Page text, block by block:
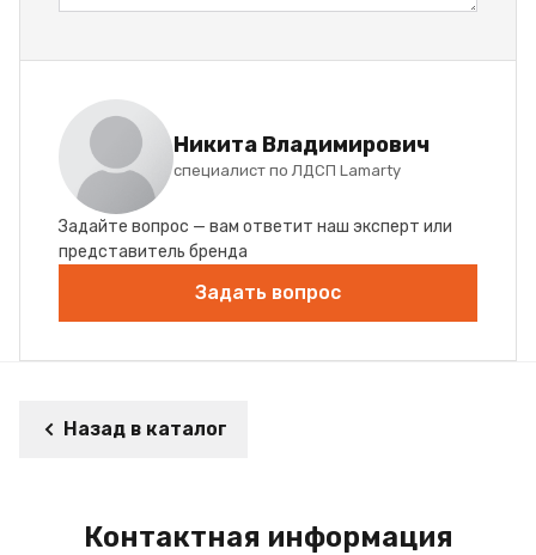
Никита Владимирович
специалист по ЛДСП Lamarty
Задайте вопрос — вам ответит наш эксперт или
представитель бренда
Задать вопрос
Назад в каталог
Контактная информация